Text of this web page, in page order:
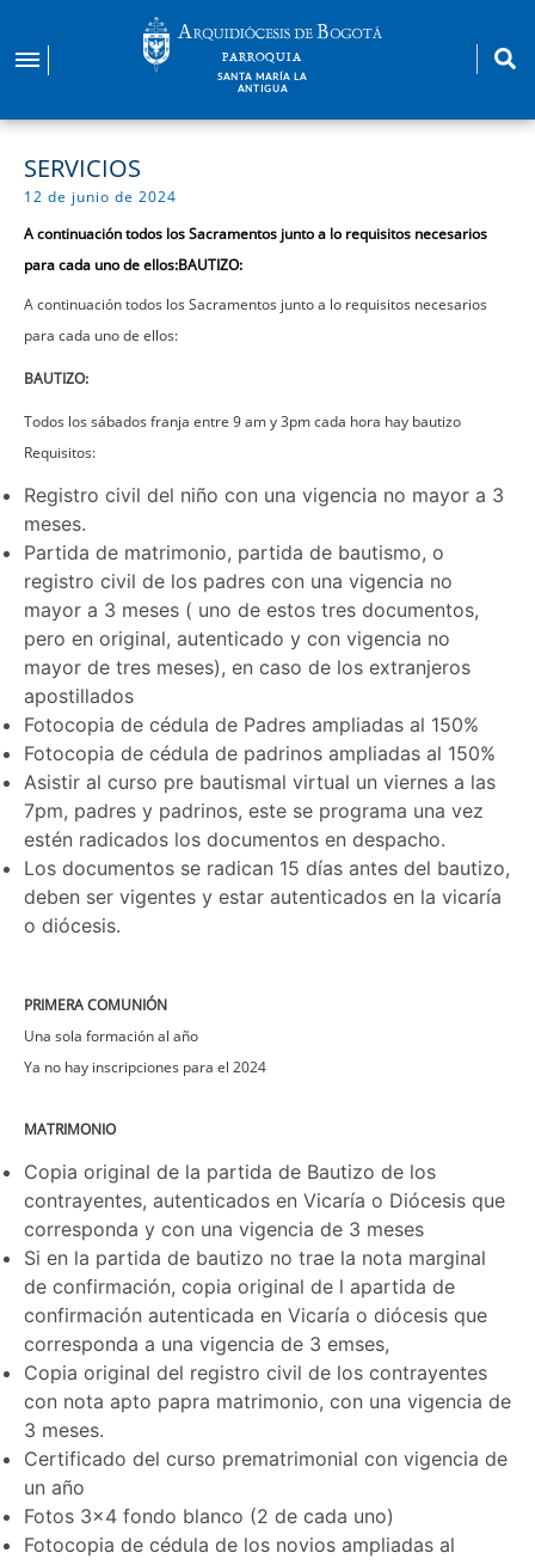
contenido
PARROQUIA
SANTA MARÍA LA
ANTIGUA
SERVICIOS
12 de junio de 2024
A continuación todos los Sacramentos junto a lo requisitos necesarios
para cada uno de ellos:BAUTIZO:
A continuación todos los Sacramentos junto a lo requisitos necesarios
para cada uno de ellos:
BAUTIZO:
Todos los sábados franja entre 9 am y 3pm cada hora hay bautizo
Requisitos:
Registro civil del niño con una vigencia no mayor a 3
meses.
Partida de matrimonio, partida de bautismo, o
registro civil de los padres con una vigencia no
mayor a 3 meses ( uno de estos tres documentos,
pero en original, autenticado y con vigencia no
mayor de tres meses), en caso de los extranjeros
apostillados
Fotocopia de cédula de Padres ampliadas al 150%
Fotocopia de cédula de padrinos ampliadas al 150%
Asistir al curso pre bautismal virtual un viernes a las
7pm, padres y padrinos, este se programa una vez
estén radicados los documentos en despacho.
Los documentos se radican 15 días antes del bautizo,
deben ser vigentes y estar autenticados en la vicaría
o diócesis.
PRIMERA COMUNIÓN
Una sola formación al año
Ya no hay inscripciones para el 2024
MATRIMONIO
Copia original de la partida de Bautizo de los
contrayentes, autenticados en Vicaría o Diócesis que
corresponda y con una vigencia de 3 meses
Si en la partida de bautizo no trae la nota marginal
de confirmación, copia original de l apartida de
confirmación autenticada en Vicaría o diócesis que
corresponda a una vigencia de 3 emses,
Copia original del registro civil de los contrayentes
con nota apto papra matrimonio, con una vigencia de
3 meses.
Certificado del curso prematrimonial con vigencia de
un año
Fotos 3x4 fondo blanco (2 de cada uno)
Fotocopia de cédula de los novios ampliadas al